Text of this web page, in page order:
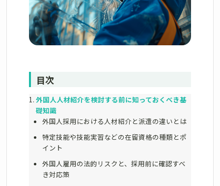
目次
外国人人材紹介を検討する前に知っておくべき基
礎知識
外国人採用における人材紹介と派遣の違いとは
特定技能や技能実習などの在留資格の種類とポ
イント
外国人雇用の法的リスクと、採用前に確認すべ
き対応策